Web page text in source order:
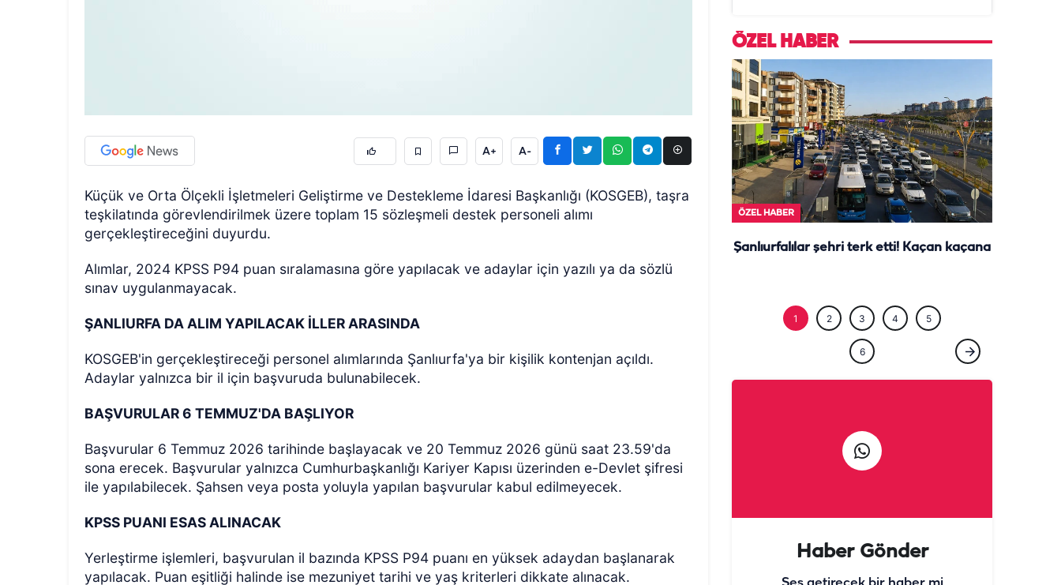
A+ A-
Küçük ve Orta Ölçekli İşletmeleri Geliştirme ve Destekleme İdaresi Başkanlığı (KOSGEB), taşra
teşkilatında görevlendirilmek üzere toplam 15 sözleşmeli destek personeli alımı
gerçekleştireceğini duyurdu.
Alımlar, 2024 KPSS P94 puan sıralamasına göre yapılacak ve adaylar için yazılı ya da sözlü
sınav uygulanmayacak.
ŞANLIURFA DA ALIM YAPILACAK İLLER ARASINDA
KOSGEB'in gerçekleştireceği personel alımlarında Şanlıurfa'ya bir kişilik kontenjan açıldı.
Adaylar yalnızca bir il için başvuruda bulunabilecek.
BAŞVURULAR 6 TEMMUZ'DA BAŞLIYOR
Başvurular 6 Temmuz 2026 tarihinde başlayacak ve 20 Temmuz 2026 günü saat 23.59'da
sona erecek. Başvurular yalnızca Cumhurbaşkanlığı Kariyer Kapısı üzerinden e-Devlet şifresi
ile yapılabilecek. Şahsen veya posta yoluyla yapılan başvurular kabul edilmeyecek.
KPSS PUANI ESAS ALINACAK
Yerleştirme işlemleri, başvurulan il bazında KPSS P94 puanı en yüksek adaydan başlanarak
yapılacak. Puan eşitliği halinde ise mezuniyet tarihi ve yaş kriterleri dikkate alınacak.
ÖZEL HABER
ÖZEL HABER
ÖZEL HABER
1 2 3 4 5
6
Ses getirecek bir haber mi
yayınlamak istiyorsun? O zaman